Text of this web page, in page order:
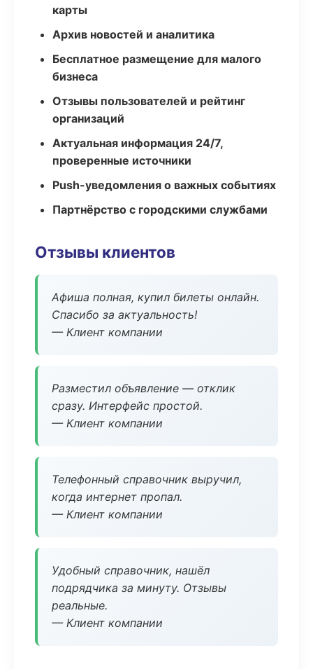
карты
Архив новостей и аналитика
Бесплатное размещение для малого
бизнеса
Отзывы пользователей и рейтинг
организаций
Актуальная информация 24/7,
проверенные источники
Push-уведомления о важных событиях
Партнёрство с городскими службами
Отзывы клиентов
Афиша полная, купил билеты онлайн.
Спасибо за актуальность!
— Клиент компании
Разместил объявление — отклик
сразу. Интерфейс простой.
— Клиент компании
Телефонный справочник выручил,
когда интернет пропал.
— Клиент компании
Удобный справочник, нашёл
подрядчика за минуту. Отзывы
реальные.
— Клиент компании